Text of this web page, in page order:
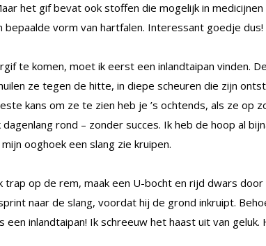
het gif bevat ook stoffen die mogelijk in
vorm van hartfalen. Interessant goedje dus!
te komen, moet ik eerst een inlandtaipan vinden.
ze tegen de hitte, in diepe scheuren die zijn
kans om ze te zien heb je ’s ochtends, als ze op
rond – zonder succes. Ik heb de hoop al
ooghoek een slang zie kruipen.
trap op de rem, maak een U-bocht en rijd dwars
naar de slang, voordat hij de grond inkruipt.
een inlandtaipan! Ik schreeuw het haast uit van